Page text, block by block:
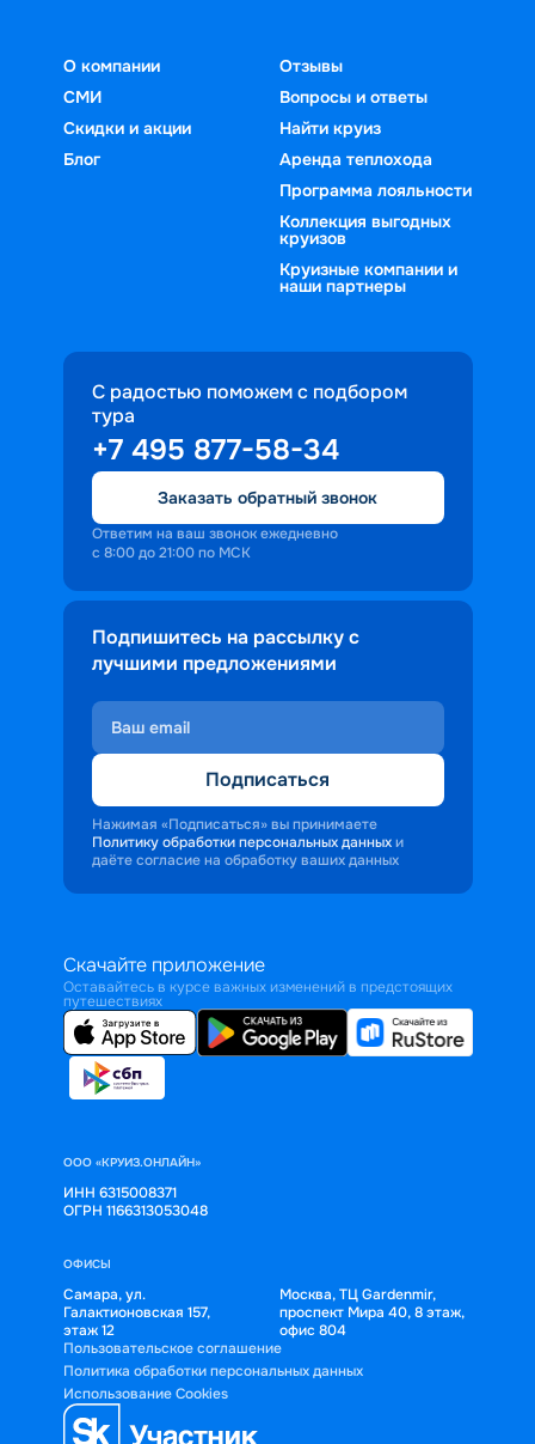
О компании
СМИ
Скидки и акции
Блог
Отзывы
Вопросы и ответы
Найти круиз
Аренда теплохода
Программа лояльности
Коллекция выгодных
круизов
Круизные компании и
наши партнеры
С радостью поможем с подбором
тура
+7 495 877-58-34
Заказать обратный звонок
Ответим на ваш звонок ежедневно
с 8:00 до 21:00 по МСК
Подпишитесь на рассылку с
лучшими предложениями
Подписаться
Нажимая «Подписаться» вы принимаете
Политику обработки персональных данных и
даёте согласие на обработку ваших данных
Скачайте приложение
Оставайтесь в курсе важных изменений в предстоящих
путешествиях
ООО «КРУИЗ.ОНЛАЙН»
ИНН 6315008371
ОГРН 1166313053048
ОФИСЫ
Самара, ул.
Галактионовская 157,
этаж 12
Москва, ТЦ Gardenmir,
проспект Мира 40, 8 этаж,
офис 804
Пользовательское соглашение
Политика обработки персональных данных
Использование Cookies